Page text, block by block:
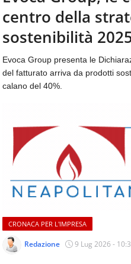
aggiornamenti
quotidiani
temi
come
ospitalità,
ristorazione,
catering
e
articoli
sul
mondo
dei
consumi
fuoricasa,
CONTATTI
centro della
sostenibilità
Evoca Group presenta le
del fatturato arriva da prodotti
calano del 40%.
CRONACA PER L'IMPRESA
Redazione 9 Lug 2026 -